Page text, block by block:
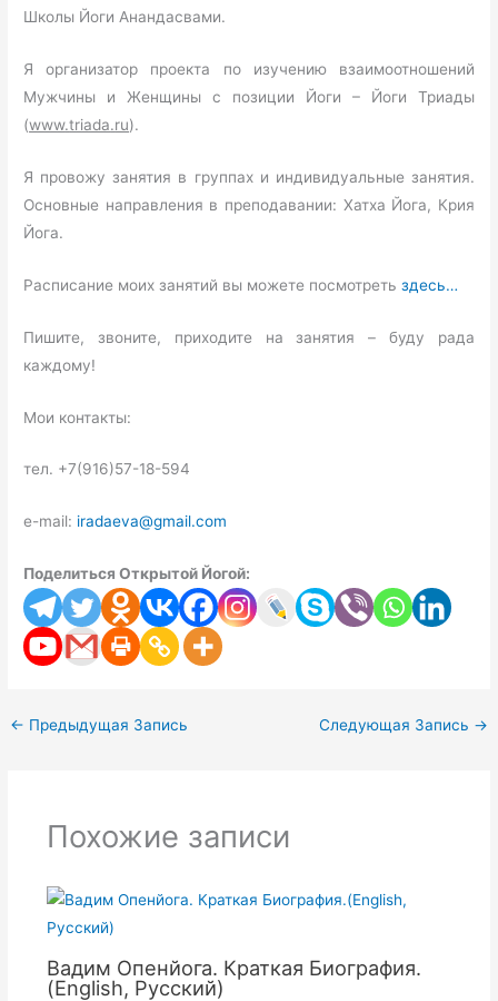
Школы Йоги Анандасвами.
Я организатор проекта по изучению взаимоотношений
Мужчины и Женщины с позиции Йоги – Йоги Триады
(www.triada.ru).
Я провожу занятия в группах и индивидуальные занятия.
Основные направления в преподавании: Хатха Йога, Крия
Йога.
Расписание моих занятий вы можете посмотреть здесь…
Пишите, звоните, приходите на занятия – буду рада
каждому!
Мои контакты:
тел. +7(916)57-18-594
e-mail: iradaeva@gmail.com
Поделиться Открытой Йогой:
← Предыдущая Запись Следующая Запись →
Похожие записи
Вадим Опенйога. Краткая Биография.
(English, Русский)